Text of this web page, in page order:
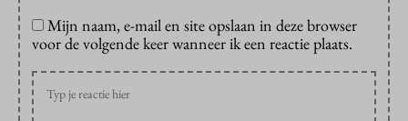
Mijn naam, e-mail en site opslaan in deze browser
voor de volgende keer wanneer ik een reactie plaats.